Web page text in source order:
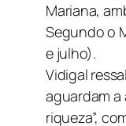
Mariana,
Segundo o
e julho).
Vidigal
aguardam a
riqueza”,